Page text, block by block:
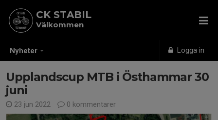
Nyheter Logga in
CK STABIL
Välkommen
Upplandscup MTB i Östhammar 30
juni
23 jun 2022 0 kommentarer